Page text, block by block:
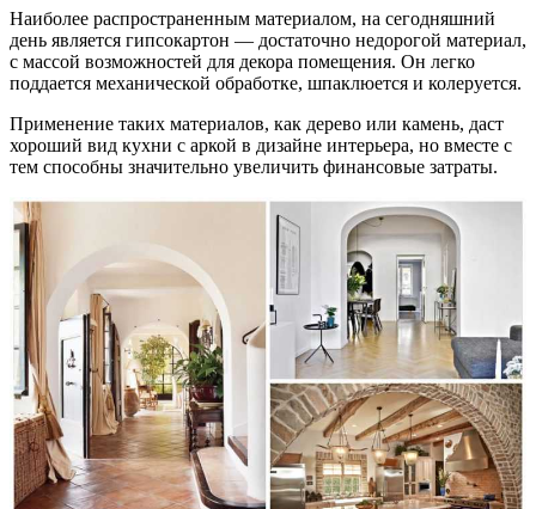
Наиболее распространенным материалом, на сегодняшний
день является гипсокартон — достаточно недорогой материал,
с массой возможностей для декора помещения. Он легко
поддается механической обработке, шпаклюется и колеруется.
Применение таких материалов, как дерево или камень, даст
хороший вид кухни с аркой в дизайне интерьера, но вместе с
тем способны значительно увеличить финансовые затраты.